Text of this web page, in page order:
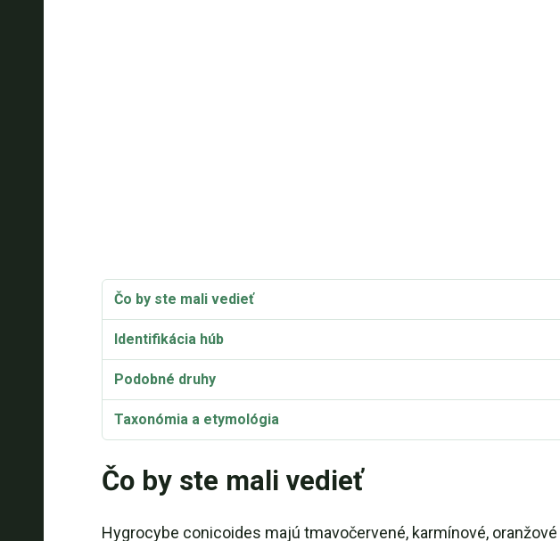
Čo by ste mali vedieť
Identifikácia húb
Podobné druhy
Taxonómia a etymológia
Čo by ste mali vedieť
Hygrocybe conicoides majú tmavočervené, karmínové,